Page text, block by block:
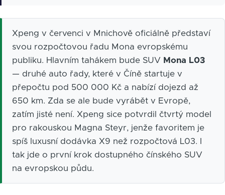
Xpeng v červenci v Mnichově oficiálně představí
svou rozpočtovou řadu Mona evropskému
publiku. Hlavním tahákem bude SUV Mona L03
— druhé auto řady, které v Číně startuje v
přepočtu pod 500 000 Kč a nabízí dojezd až
650 km. Zda se ale bude vyrábět v Evropě,
zatím jisté není. Xpeng sice potvrdil čtvrtý model
pro rakouskou Magna Steyr, jenže favoritem je
spíš luxusní dodávka X9 než rozpočtová L03. I
tak jde o první krok dostupného čínského SUV
na evropskou půdu.